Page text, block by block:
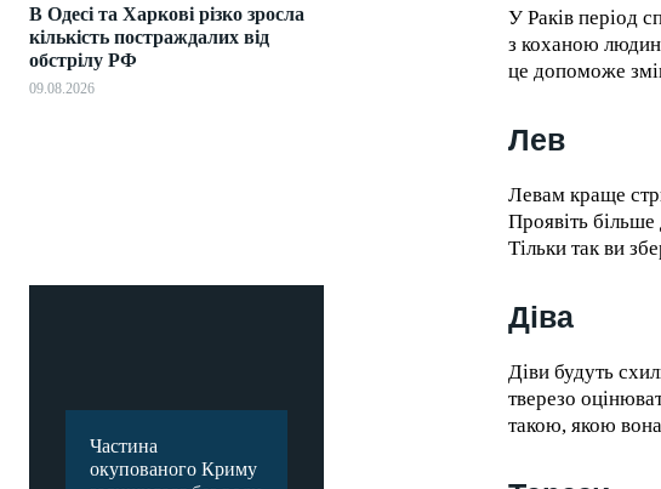
В Одесі та Харкові різко зросла
кількість постраждалих від
обстрілу РФ
09.08.2026
Частина
окупованого Криму
У Раків період
з коханою
це допоможе
Лев
Левам краще
Проявіть більше
Тільки так ви
Діва
Діви будуть
тверезо
такою, якою